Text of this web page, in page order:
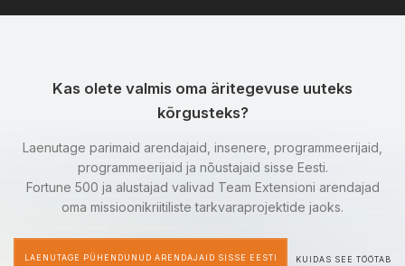
Kas olete valmis oma äritegevuse uuteks
kõrgusteks?
Laenutage parimaid arendajaid, insenere, programmeerijaid,
programmeerijaid ja nõustajaid sisse Eesti.
Fortune 500 ja alustajad valivad Team Extensioni arendajad
oma missioonikriitiliste tarkvaraprojektide jaoks.
LAENUTAGE PÜHENDUNUD ARENDAJAID SISSE EESTI KUIDAS SEE TÖÖTAB